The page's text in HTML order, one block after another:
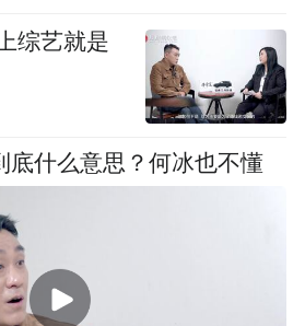
综艺就是
底什么意思？何冰也不懂